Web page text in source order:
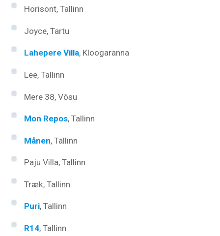
Horisont, Tallinn
Joyce, Tartu
Lahepere Villa, Kloogaranna
Lee, Tallinn
Mere 38, Võsu
Mon Repos, Tallinn
Månen, Tallinn
Paju Villa, Tallinn
Træk, Tallinn
Puri, Tallinn
R14, Tallinn